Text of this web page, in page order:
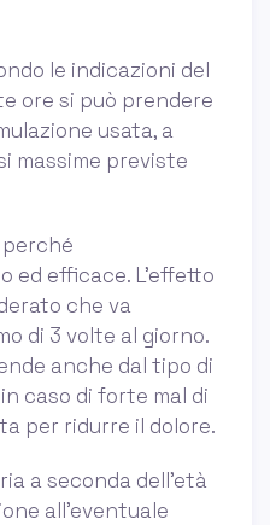
le indicazioni del
ore si può prendere
usata, a
massime previste
perché
ed efficace. L’effetto
che va
di 3 volte al giorno.
anche dal tipo di
caso di forte mal di
per ridurre il dolore.
a seconda dell’età
all’eventuale